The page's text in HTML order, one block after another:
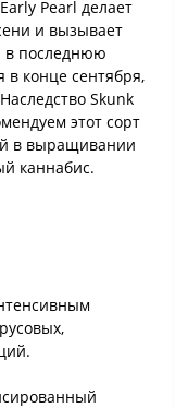
Pearl делает
и вызывает
в последнюю
конце сентября,
Skunk
этот сорт
в выращивании
каннабис.